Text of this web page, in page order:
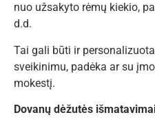
nuo užsakyto rėmų kiekio,
d.d.
Tai gali būti ir
sveikinimu, padėka ar su
mokestį.
Dovanų dėžutės